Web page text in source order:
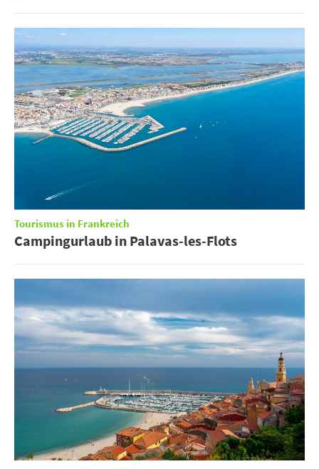
Tourismus in Frankreich
Campingurlaub in Palavas-les-Flots